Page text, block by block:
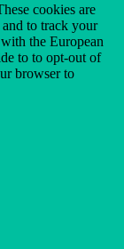
cookies are
to track your
the European
to to opt-out of
browser to